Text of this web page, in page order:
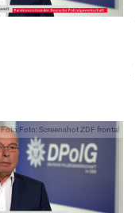
Foto:Foto: Screenshot ZDF frontal